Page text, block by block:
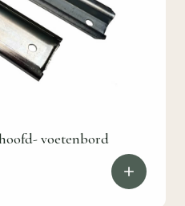
voetenbord